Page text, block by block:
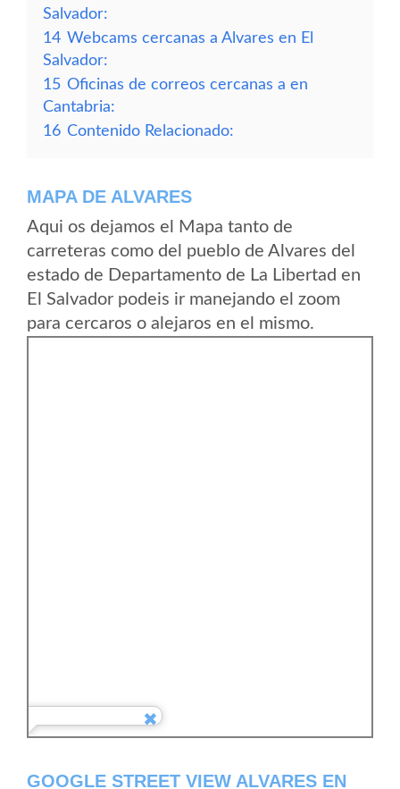
Salvador:
14 Webcams cercanas a Alvares en El
Salvador:
15 Oficinas de correos cercanas a en
Cantabria:
16 Contenido Relacionado:
MAPA DE ALVARES
Aqui os dejamos el Mapa tanto de
carreteras como del pueblo de Alvares del
estado de Departamento de La Libertad en
El Salvador podeis ir manejando el zoom
para cercaros o alejaros en el mismo.
GOOGLE STREET VIEW ALVARES EN